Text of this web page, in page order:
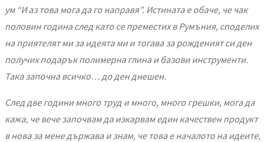
ум “И аз това мога да го направя”. Истината е обаче, че чак
половин година след като се преместих в Румъния, споделих
на приятелят ми за идеята ми и тогава за рожденият си ден
получих подарък полимерна глина и базови инструменти.
Така започна всичко… до ден днешен.
След две години много труд и много, много грешки, мога да
кажа, че вече започвам да изкарвам един качествен продукт
в нова за мене държава и знам, че това е началото на идеите,